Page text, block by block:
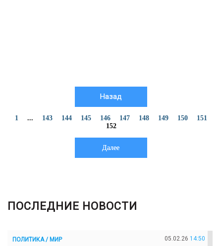
Назад
1 ... 143 144 145 146 147 148 149 150
151
152
Далее
ПОСЛЕДНИЕ НОВОСТИ
ПОЛИТИКА / МИР 05.02.26 14:50